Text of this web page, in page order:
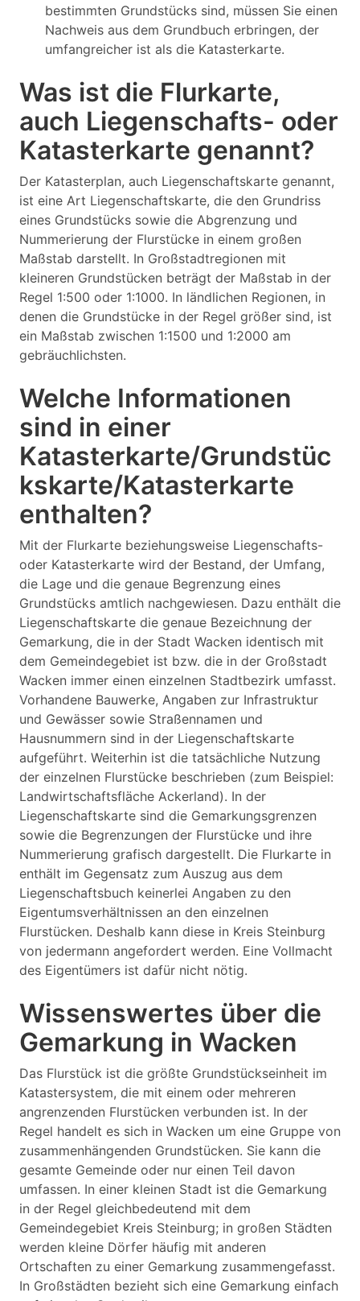
bestimmten Grundstücks sind, müssen Sie einen
Nachweis aus dem Grundbuch erbringen, der
umfangreicher ist als die Katasterkarte.
Was ist die Flurkarte,
auch Liegenschafts- oder
Katasterkarte genannt?
Der Katasterplan, auch Liegenschaftskarte genannt,
ist eine Art Liegenschaftskarte, die den Grundriss
eines Grundstücks sowie die Abgrenzung und
Nummerierung der Flurstücke in einem großen
Maßstab darstellt. In Großstadtregionen mit
kleineren Grundstücken beträgt der Maßstab in der
Regel 1:500 oder 1:1000. In ländlichen Regionen, in
denen die Grundstücke in der Regel größer sind, ist
ein Maßstab zwischen 1:1500 und 1:2000 am
gebräuchlichsten.
Welche Informationen
sind in einer
Katasterkarte/Grundstüc
kskarte/Katasterkarte
enthalten?
Mit der Flurkarte beziehungsweise Liegenschafts-
oder Katasterkarte wird der Bestand, der Umfang,
die Lage und die genaue Begrenzung eines
Grundstücks amtlich nachgewiesen. Dazu enthält die
Liegenschaftskarte die genaue Bezeichnung der
Gemarkung, die in der Stadt Wacken identisch mit
dem Gemeindegebiet ist bzw. die in der Großstadt
Wacken immer einen einzelnen Stadtbezirk umfasst.
Vorhandene Bauwerke, Angaben zur Infrastruktur
und Gewässer sowie Straßennamen und
Hausnummern sind in der Liegenschaftskarte
aufgeführt. Weiterhin ist die tatsächliche Nutzung
der einzelnen Flurstücke beschrieben (zum Beispiel:
Landwirtschaftsfläche Ackerland). In der
Liegenschaftskarte sind die Gemarkungsgrenzen
sowie die Begrenzungen der Flurstücke und ihre
Nummerierung grafisch dargestellt. Die Flurkarte in
enthält im Gegensatz zum Auszug aus dem
Liegenschaftsbuch keinerlei Angaben zu den
Eigentumsverhältnissen an den einzelnen
Flurstücken. Deshalb kann diese in Kreis Steinburg
von jedermann angefordert werden. Eine Vollmacht
des Eigentümers ist dafür nicht nötig.
Wissenswertes über die
Gemarkung in Wacken
Das Flurstück ist die größte Grundstückseinheit im
Katastersystem, die mit einem oder mehreren
angrenzenden Flurstücken verbunden ist. In der
Regel handelt es sich in Wacken um eine Gruppe von
zusammenhängenden Grundstücken. Sie kann die
gesamte Gemeinde oder nur einen Teil davon
umfassen. In einer kleinen Stadt ist die Gemarkung
in der Regel gleichbedeutend mit dem
Gemeindegebiet Kreis Steinburg; in großen Städten
werden kleine Dörfer häufig mit anderen
Ortschaften zu einer Gemarkung zusammengefasst.
In Großstädten bezieht sich eine Gemarkung einfach